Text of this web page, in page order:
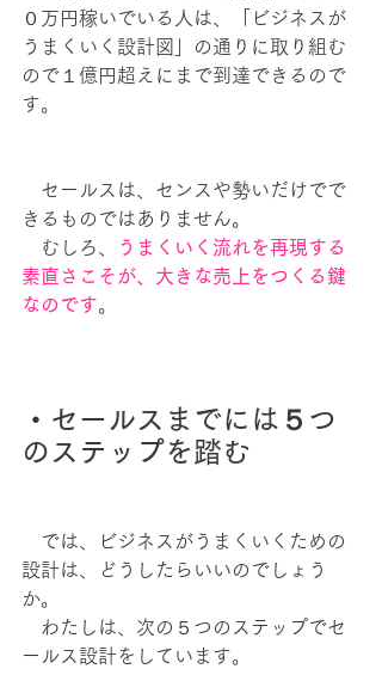
０万円稼いでいる人は、「ビジネスが
うまくいく設計図」の通りに取り組む
ので１億円超えにまで到達できるので
す。
セールスは、センスや勢いだけでで
きるものではありません。
むしろ、
うまくいく流れを再現する
素直さこそが、大きな売上をつくる鍵
なのです。
・セールスまでには５つ
のステップを踏む
では、ビジネスがうまくいくための
設計は、どうしたらいいのでしょう
か。
わたしは、次の５つのステップでセ
ールス設計をしています。